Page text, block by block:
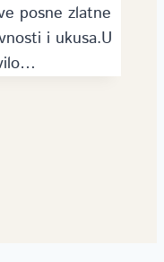
posne zlatne
i ukusa.U